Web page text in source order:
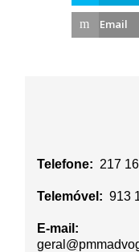
Email
Telefone: 217
Telemóvel: 913
E-mail: